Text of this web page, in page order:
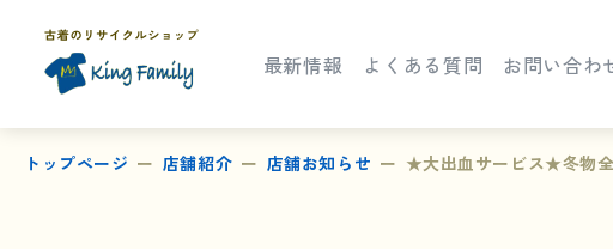
最新情報 よくある質問 お問い合わ
トップページ 店舗紹介 店舗お知らせ ★大出血サービス★冬物